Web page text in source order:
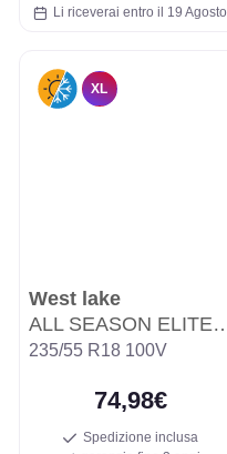
Li riceverai entro il 19 Agosto
XL
West lake
ALL SEASON ELITE Z-401
235/55 R18 100V
74,98€
Spedizione inclusa